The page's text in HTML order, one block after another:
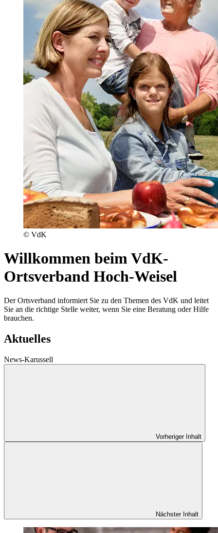
© VdK
Willkommen beim VdK-
Ortsverband Hoch-Weisel
Der Ortsverband informiert Sie zu den Themen des VdK und leitet
Sie an die richtige Stelle weiter, wenn Sie eine Beratung oder Hilfe
brauchen.
Aktuelles
News-Karussell
Vorheriger Inhalt
Nächster Inhalt